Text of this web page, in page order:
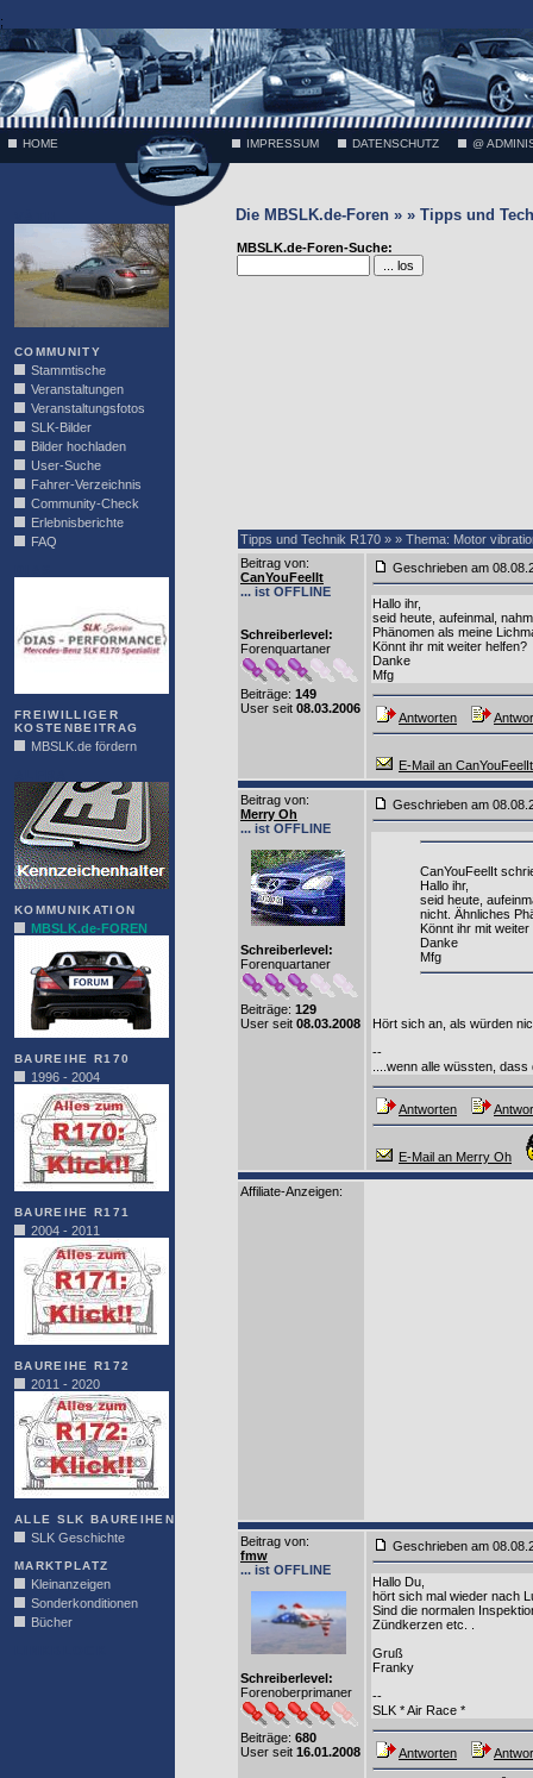
;
HOME IMPRESSUM DATENSCHUTZ @
COMMUNITY
Stammtische
Veranstaltungen
Veranstaltungsfotos
SLK-Bilder
Bilder hochladen
User-Suche
Fahrer-Verzeichnis
Community-Check
Erlebnisberichte
FAQ
FREIWILLIGER
KOSTENBEITRAG
MBSLK.de fördern
KOMMUNIKATION
MBSLK.de-FOREN
BAUREIHE R170
1996 - 2004
BAUREIHE R171
2004 - 2011
BAUREIHE R172
2011 - 2020
ALLE SLK BAUREIHEN
SLK Geschichte
MARKTPLATZ
Kleinanzeigen
Sonderkonditionen
Bücher
Die MBSLK.de-Foren » » Tipps und
MBSLK.de-Foren-Suche:
Tipps und Technik R170 » » Thema: Motor
Beitrag von:
CanYouFeelIt
... ist OFFLINE
Schreiberlevel:
Forenquartaner
Beiträge: 149
User seit 08.03.2006
Geschrieben am
Hallo ihr,
seid heute, aufeinmal,
Phänomen als meine
Könnt ihr mit weiter helfen?
Danke
Mfg
Antworten
E-Mail an CanYouFeelIt
Beitrag von:
Merry Oh
... ist OFFLINE
Schreiberlevel:
Forenquartaner
Beiträge: 129
User seit 08.03.2008
Geschrieben am
CanYouFeelIt
Hallo ihr,
seid heute,
nicht. Ähnliches
Könnt ihr mit weiter
Danke
Mfg
Hört sich an, als würden
--
....wenn alle wüssten,
Antworten
E-Mail an Merry Oh
Affiliate-Anzeigen:
Beitrag von:
fmw
... ist OFFLINE
Schreiberlevel:
Forenoberprimaner
Beiträge: 680
User seit 16.01.2008
Geschrieben am
Hallo Du,
hört sich mal wieder nach
Sind die normalen
Zündkerzen etc. .
Gruß
Franky
--
SLK * Air Race *
Antworten